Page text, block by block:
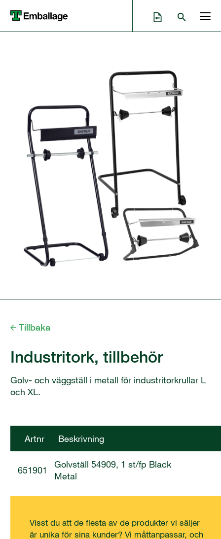
Tillbaka
Industritork, tillbehör
Golv- och väggställ i metall för industritorkrullar L
och XL.
Artnr Beskrivning
651901
Golvställ 54909, 1 st/fp Black
Metal
Visst du att de flesta av de produkter vi säljer
är unika för sina kunder? Vi måttanpassar, och